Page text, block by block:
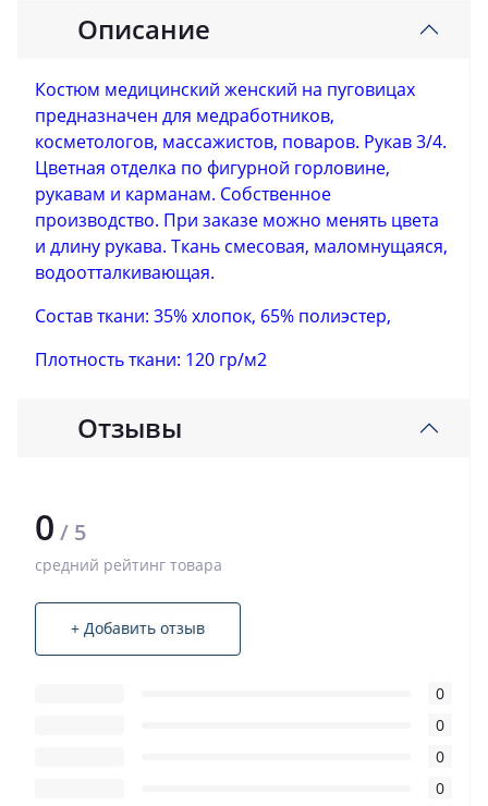
Описание
Костюм медицинский женский на пуговицах
предназначен для медработников,
косметологов, массажистов, поваров. Рукав 3/4.
Цветная отделка по фигурной горловине,
рукавам и карманам. Собственное
производство. При заказе можно менять цвета
и длину рукава. Ткань смесовая, маломнущаяся,
водоотталкивающая.
Состав ткани: 35% хлопок, 65% полиэстер,
Плотность ткани: 120 гр/м2
Отзывы
0 / 5
средний рейтинг товара
+ Добавить отзыв
0
0
0
0